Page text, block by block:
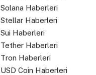
Solana Haberleri
Stellar Haberleri
Sui Haberleri
Tether Haberleri
Tron Haberleri
USD Coin Haberleri